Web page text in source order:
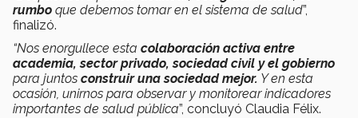
rumbo que debemos tomar en el sistema de salud”,
finalizó.
“Nos enorgullece esta colaboración activa entre
academia, sector privado, sociedad civil y el gobierno
para juntos construir una sociedad mejor. Y en esta
ocasión, unirnos para observar y monitorear indicadores
importantes de salud pública”, concluyó Claudia Félix.